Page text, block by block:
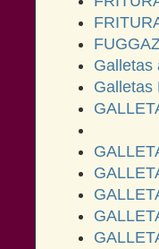
Galletas
Galletas